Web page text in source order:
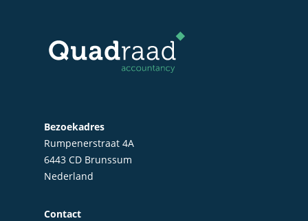
Bezoekadres
Rumpenerstraat 4A
6443 CD Brunssum
Nederland
Contact